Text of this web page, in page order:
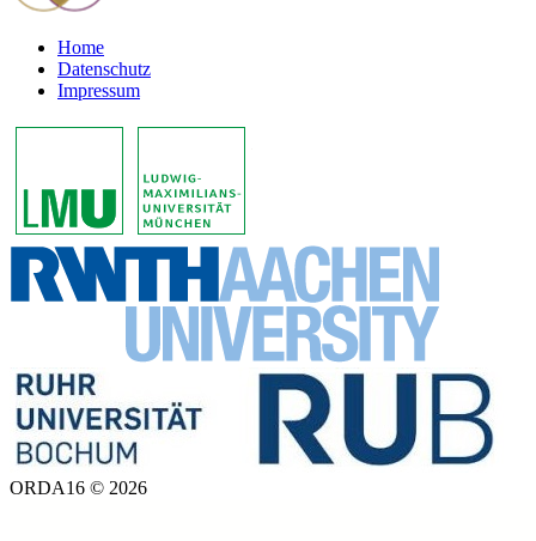
Home
Datenschutz
Impressum
ORDA16 © 2026